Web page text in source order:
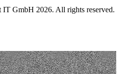
GmbH 2026. All rights reserved.